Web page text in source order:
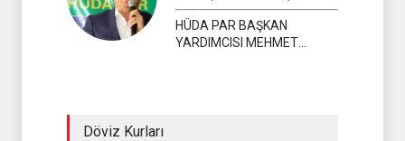
HÜDA PAR BAŞKAN
YARDIMCISI MEHMET
Döviz Kurları